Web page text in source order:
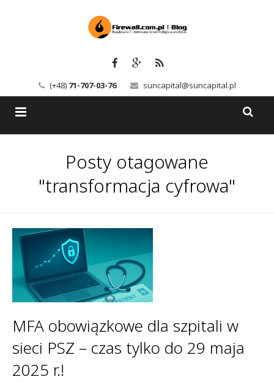
(+48) 71-707-03-76 suncapital@suncapital.pl
Kerio
Serwery pocztowe
Sophos
Szkolenia
Kontakt
Polityka prywatności
Posty otagowane
"transformacja cyfrowa"
MFA obowiązkowe dla szpitali w
sieci PSZ – czas tylko do 29 maja
2025 r.!